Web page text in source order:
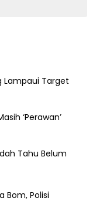
Lampaui Target
‘Perawan’
Tahu Belum
Bom, Polisi